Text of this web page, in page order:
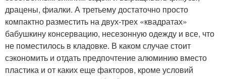
драцены, фиалки. А третьему достаточно просто
компактно разместить на двух-трех «квадратах»
бабушкину консервацию, несезонную одежду и все, что
не поместилось в кладовке. В каком случае стоит
сэкономить и отдать предпочтение алюминию вместо
пластика и от каких еще факторов, кроме условий